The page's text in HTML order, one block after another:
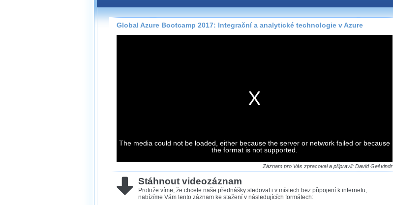
Záznamy na našem webu můžete pohodlně sledovat
přímo na stránce s využitím našehoHTML 5nebo
Silverlight přehrávače.
neumožňuje, proto umožňujeme stahování vybraných
Velmi staré záznamy máme historicky uložené
ve formátu, který není vhodný pro stahování,
proto je ke stažení nenabízíme.
Global Azure Bootcamp 2017: Integrační a analytické technologie v Azure
The media could not be loaded, either because the server or network failed or because
the format is not supported.
Záznam pro Vás zpracoval a připravil: David Gešvindr
Stáhnout videozáznam
Protože víme, že chcete naše přednášky sledovat i v místech bez připojení k internetu,
nabízíme Vám tento záznam ke stažení v následujících formátech: